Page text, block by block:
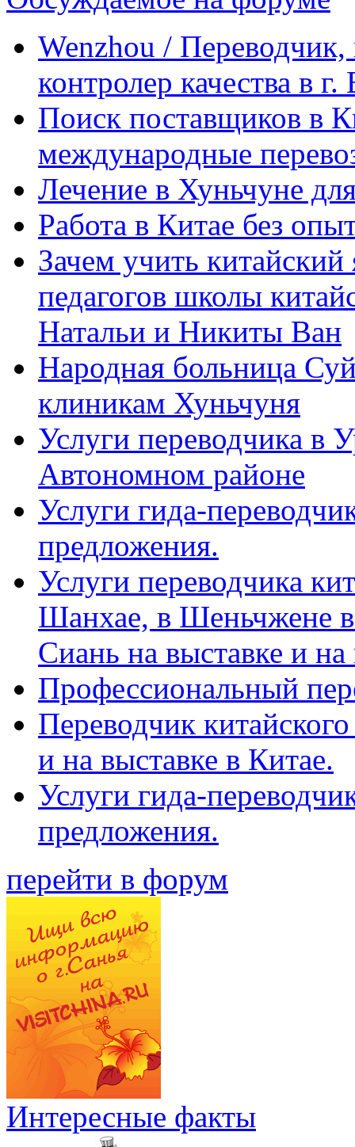
Wenzhou / Переводчик,
контролер качества в
Поиск поставщиков в
международные
Лечение в Хуньчуне
Работа в Китае без
Зачем учить
педагогов школы
Натальи и Никиты Ван
Народная больница
клиникам Хуньчуня
Услуги переводчика в
Автономном районе
Услуги гида-
предложения.
Услуги переводчика
Шанхае, в Шеньчжене
Сиань на выставке и
Профессиональный
Переводчик
и на выставке в Китае.
Услуги гида-
предложения.
перейти в форум
Интересные факты